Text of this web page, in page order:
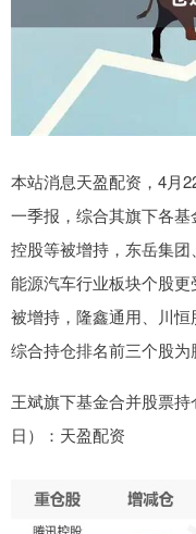
本站消息天盈配资，4月
一季报，综合其旗下各
控股等被增持，东岳集
能源汽车行业板块个股
被增持，隆鑫通用、川
综合持仓排名前三个股为
王斌旗下基金合并股票
日）：天盈配资